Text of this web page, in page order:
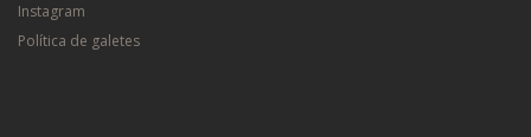
Instagram
Política de galetes